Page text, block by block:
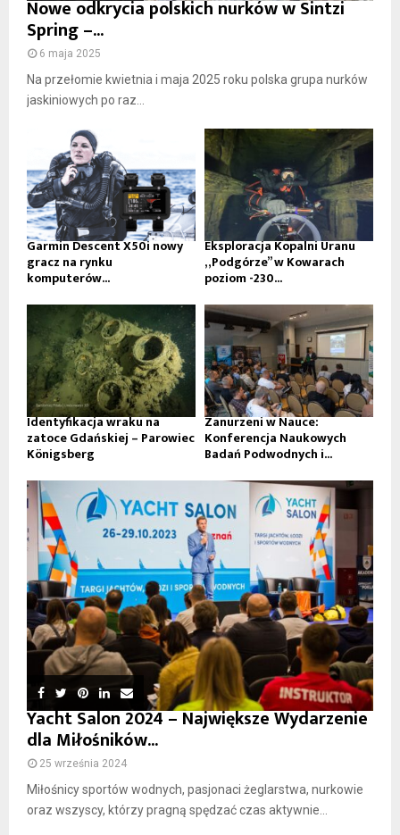
Nowe odkrycia polskich nurków w Sintzi
Spring –...
6 maja 2025
Na przełomie kwietnia i maja 2025 roku polska grupa nurków
jaskiniowych po raz...
Garmin Descent X50i nowy
gracz na rynku
komputerów...
Eksploracja Kopalni Uranu
„Podgórze” w Kowarach
poziom -230...
Identyfikacja wraku na
zatoce Gdańskiej – Parowiec
Königsberg
Zanurzeni w Nauce:
Konferencja Naukowych
Badań Podwodnych i...
Yacht Salon 2024 – Największe Wydarzenie
dla Miłośników...
25 września 2024
Miłośnicy sportów wodnych, pasjonaci żeglarstwa, nurkowie
oraz wszyscy, którzy pragną spędzać czas aktywnie...